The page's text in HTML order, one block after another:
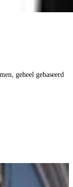
geheel gebaseerd